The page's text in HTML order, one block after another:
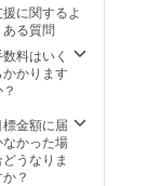
援に関するよ
ある質問
料はいく
かかります
標金額に届
なかった場
うなりま
？